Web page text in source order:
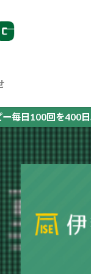
回を400日以上継